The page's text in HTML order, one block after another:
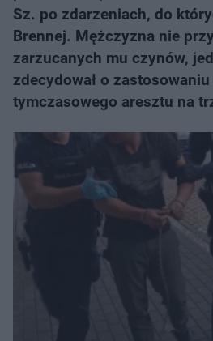
Sz. po zdarzeniach, do
Brennej. Mężczyzna nie
zarzucanych mu czynów,
zdecydował o
tymczasowego aresztu na